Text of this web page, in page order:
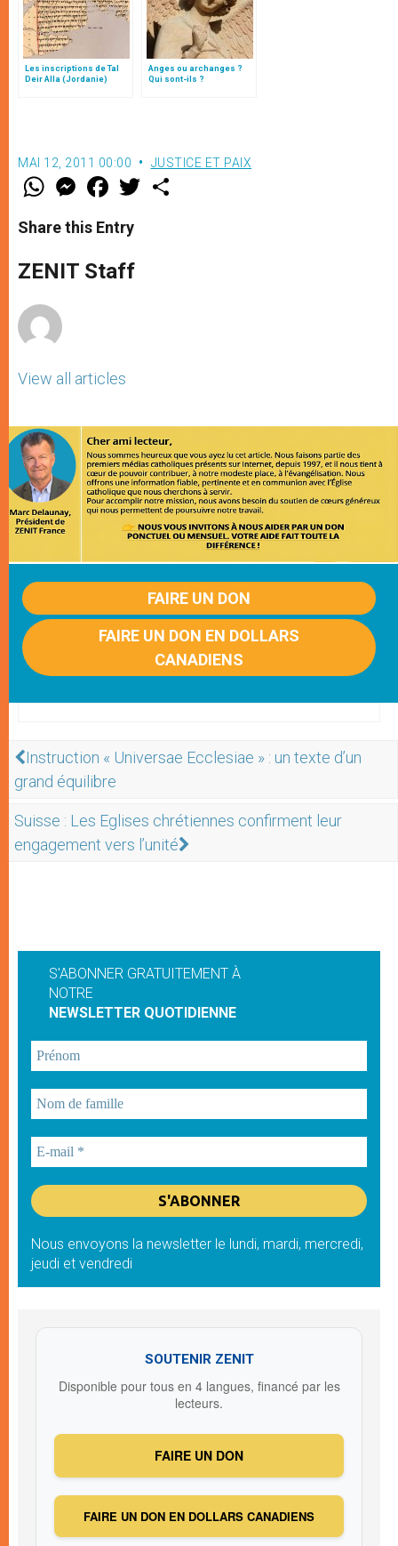
Les inscriptions de Tal
Deir Alla (Jordanie)
Anges ou archanges ?
Qui sont-ils ?
MAI 12, 2011 00:00 JUSTICE ET PAIX
W
t
s
p
p
M
e
s
e
g
e
F
a
e
b
o
k
w
Share this Entry
ZENIT Staff
View all articles
FAIRE UN DON
FAIRE UN DON EN DOLLARS
CANADIENS
Instruction « Universae Ecclesiae » : un texte d’un
grand équilibre
Suisse : Les Eglises chrétiennes confirment leur
engagement vers l’unité
S'ABONNER GRATUITEMENT À
NOTRE
NEWSLETTER QUOTIDIENNE
Nous envoyons la newsletter le lundi, mardi, mercredi,
jeudi et vendredi
SOUTENIR ZENIT
Disponible pour tous en 4 langues, financé par les
lecteurs.
FAIRE UN DON
FAIRE UN DON EN DOLLARS CANADIENS